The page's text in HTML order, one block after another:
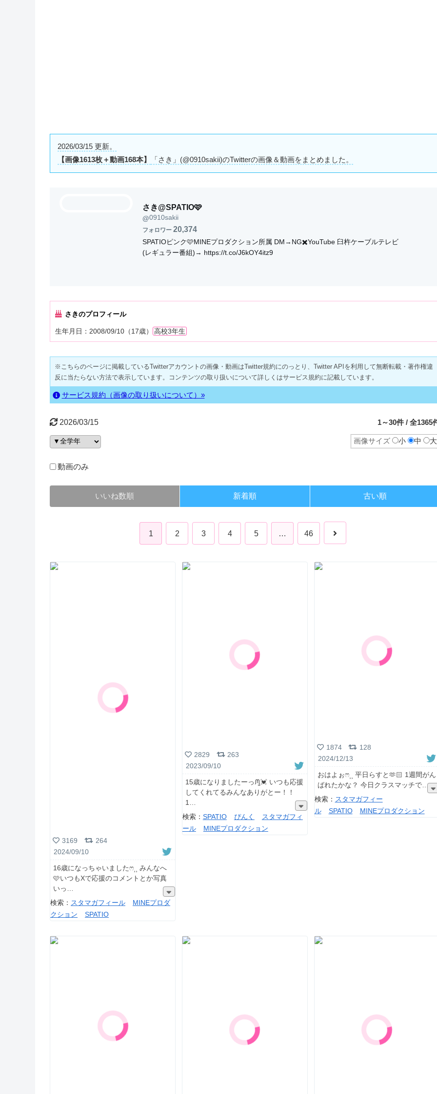
2026/03/15 更新。
【画像1613枚＋動画168本】
「さき」(@0910sakii)のTwitterの画像＆動画をまとめました。
さき@SPATIO🩷
@0910sakii
フォロワー 20,374
SPATIOピンク🩷MINEプロダクション所属 DM→NG✖️YouTube 臼杵ケーブルテレビ
(レギュラー番組)→ https://t.co/J6kOY4itz9
さきのプロフィール
生年月日：2008/09/10（17歳） 高校3年生
※こちらのページに掲載しているTwitterアカウントの画像・動画はTwitter規約にのっとり、Twitter APIを利用して無断転載・著作権違
反に当たらない方法で表示しています。コンテンツの取り扱いについて詳しくはサービス規約に記載しています。
サービス規約（画像の取り扱いについて）»
2026/03/15 1～30件 / 全1365
画像サイズ 小 中 大
動画のみ
いいね数順 新着順 古い順
1 2 3 4 5 … 46
3169
264
2024/09/10
16歳になっちゃいましたෆ⸒⸒ みんなへ
🩷いつもXで応援のコメントとか写真
いっ
検索： スタマガフィール
MINEプロダ
クション
SPATIO
2829
263
2023/09/10
15歳になりましたーっᙏ̤̫💓 いつも応援
してくれてるみんなありがとー！！
1
検索： SPATIO ぴんく
スタマガフィ
ール
MINEプロダクション
1874
128
2024/12/13
おはよぉෆ⸒⸒ 平日らすと︎🫶🏻 1週間がん
ばれたかな？ 今日クラスマッチで
検索： スタマガフィー
ル
SPATIO MINEプロダクション